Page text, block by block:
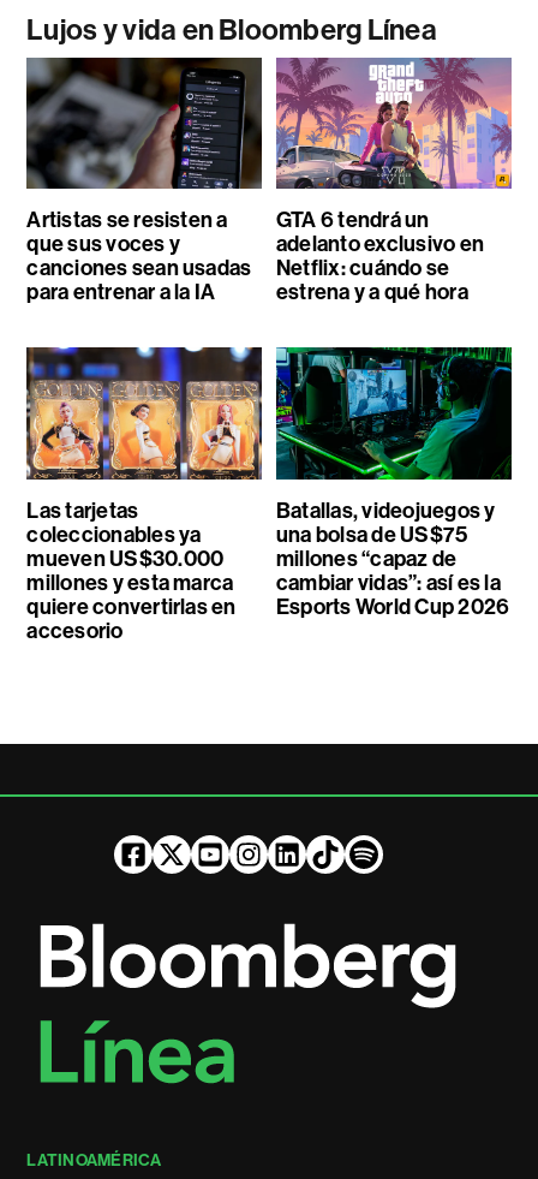
Lujos y vida en Bloomberg Línea
Artistas se resisten a
que sus voces y
canciones sean usadas
para entrenar a la IA
GTA 6 tendrá un
adelanto exclusivo en
Netflix: cuándo se
estrena y a qué hora
Las tarjetas
coleccionables ya
mueven US$30.000
millones y esta marca
quiere convertirlas en
accesorio
Batallas, videojuegos y
una bolsa de US$75
millones “capaz de
cambiar vidas”: así es la
Esports World Cup 2026
LATINOAMÉRICA